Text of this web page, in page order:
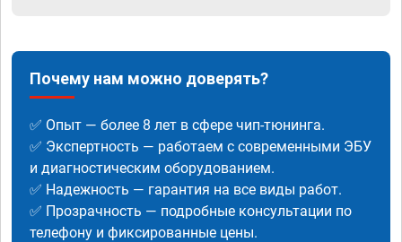
Почему нам можно доверять?
✅ Опыт — более 8 лет в сфере чип-тюнинга.
✅ Экспертность — работаем с современными ЭБУ
и диагностическим оборудованием.
✅ Надежность — гарантия на все виды работ.
✅ Прозрачность — подробные консультации по
телефону и фиксированные цены.